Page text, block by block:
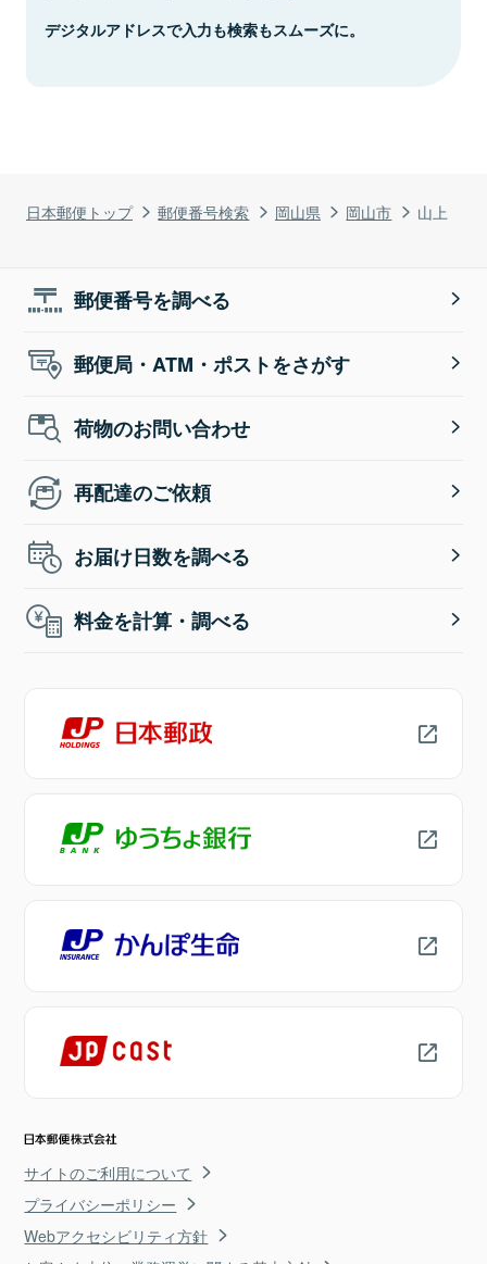
日本郵便トップ 郵便番号検索 岡山県 岡山市 山上
デジタルアドレスで入力も検索もスムーズに。
郵便番号を調べる
郵便局・ATM・ポストをさがす
荷物のお問い合わせ
再配達のご依頼
お届け日数を調べる
料金を計算・調べる
サイトのご利用について
プライバシーポリシー
Webアクセシビリティ方針